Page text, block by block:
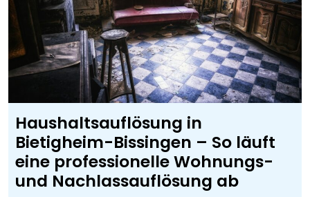
Haushaltsauflösung in
Bietigheim-Bissingen – So läuft
eine professionelle Wohnungs-
und Nachlassauflösung ab